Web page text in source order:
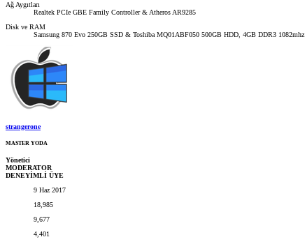
Ağ Aygıtları
Realtek PCIe GBE Family Controller & Atheros AR9285
Disk ve RAM
Samsung 870 Evo 250GB SSD & Toshiba MQ01ABF050 500GB HDD, 4GB DDR3 1082mhz
strangerone
MASTER YODA
Yönetici
MODERATOR
DENEYİMLİ ÜYE
9 Haz 2017
18,985
9,677
4,401